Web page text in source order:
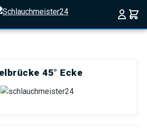
45° Ecke